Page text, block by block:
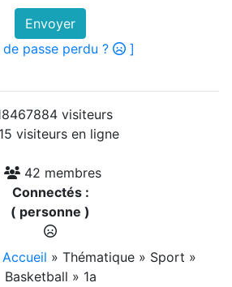
Envoyer
passe perdu ?
]
visiteurs
visiteurs en ligne
42 membres
Connectés :
( personne )
Accueil » Thématique» Sport »
Basketball » 1a